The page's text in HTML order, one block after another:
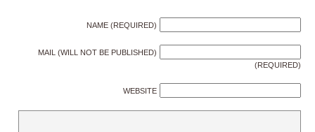
NAME (REQUIRED)
MAIL (WILL NOT BE PUBLISHED)
(REQUIRED)
WEBSITE